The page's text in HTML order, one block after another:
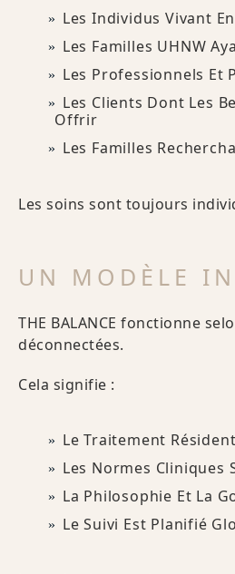
Les Individus Vivant
Les Familles UHNW
Les Professionnels Et
Les Clients Dont Les
Offrir
Les Familles
Les soins sont toujours
UN MODÈLE
THE BALANCE fonctionne
déconnectées.
Cela signifie :
Le Traitement
Les Normes Cliniques
La Philosophie Et La
Le Suivi Est Planifié